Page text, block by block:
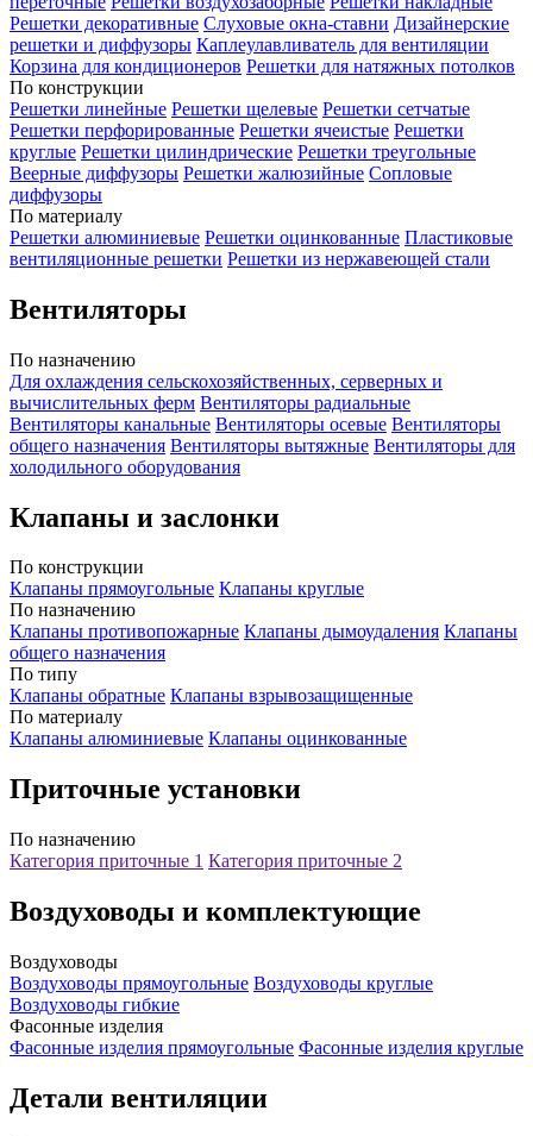
Решетки декоративные Слуховые окна-ставни Дизайнерские
решетки и диффузоры Каплеулавливатель для вентиляции
Корзина для кондиционеров Решетки для натяжных потолков
По конструкции
Решетки линейные Решетки щелевые Решетки сетчатые
Решетки перфорированные Решетки ячеистые Решетки
круглые Решетки цилиндрические Решетки треугольные
Веерные диффузоры Решетки жалюзийные Сопловые
диффузоры
По материалу
Решетки алюминиевые Решетки оцинкованные Пластиковые
вентиляционные решетки Решетки из нержавеющей стали
Вентиляторы
По назначению
Для охлаждения сельскохозяйственных, серверных и
вычислительных ферм Вентиляторы радиальные
Вентиляторы канальные Вентиляторы осевые Вентиляторы
общего назначения Вентиляторы вытяжные Вентиляторы для
холодильного оборудования
Клапаны и заслонки
По конструкции
Клапаны прямоугольные Клапаны круглые
По назначению
Клапаны противопожарные Клапаны дымоудаления Клапаны
общего назначения
По типу
Клапаны обратные Клапаны взрывозащищенные
По материалу
Клапаны алюминиевые Клапаны оцинкованные
Приточные установки
По назначению
Категория приточные 1 Категория приточные 2
Воздуховоды и комплектующие
Воздуховоды
Воздуховоды прямоугольные Воздуховоды круглые
Воздуховоды гибкие
Фасонные изделия
Фасонные изделия прямоугольные Фасонные изделия круглые
Детали вентиляции